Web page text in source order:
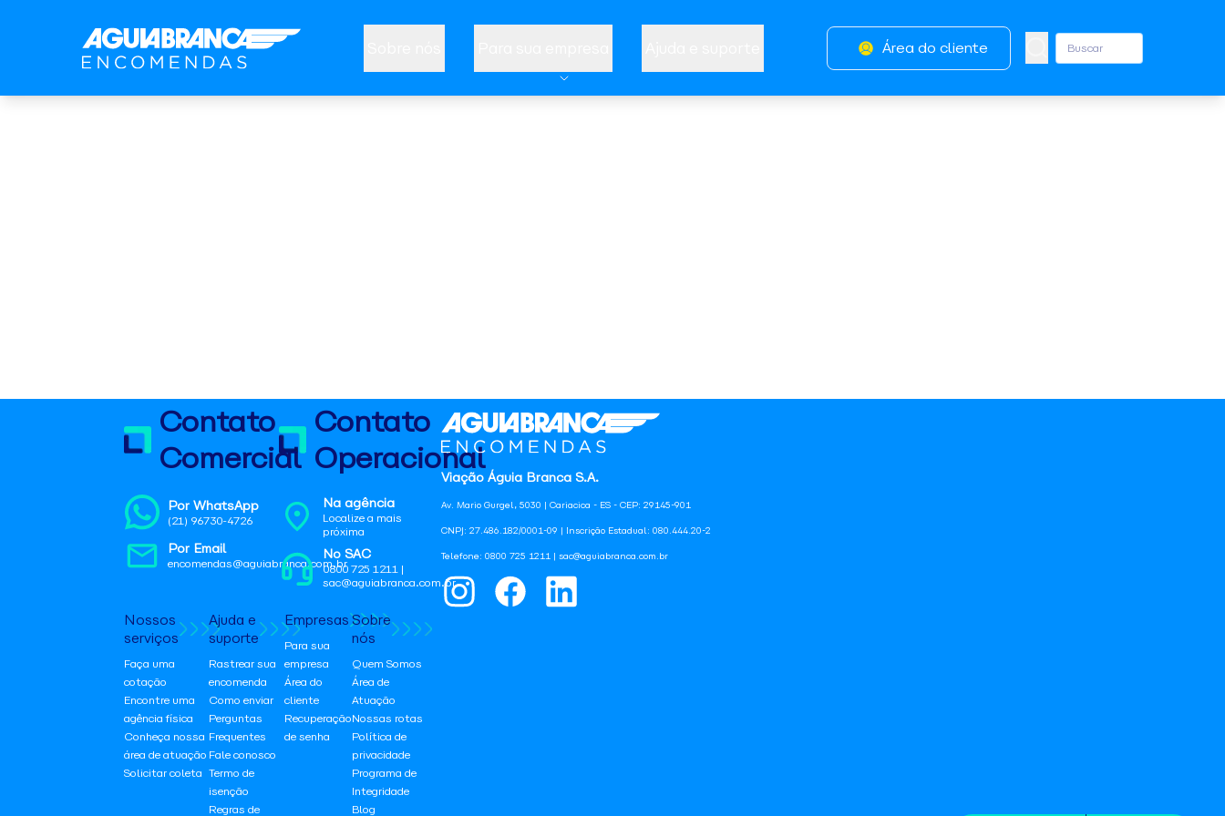
Área do cliente
Viação Águia Branca S.A.
Av. Mario Gurgel, 5030 | Cariacica - ES - CEP: 29145-901
CNPJ: 27.486.182/0001-09 | Inscrição Estadual: 080.444.20-2
Telefone: 0800 725 1211 | sac@aguiabranca.com.br
Contato
Comercial
Por WhatsApp
(21) 96730-4726
Por Email
encomendas@aguiabranca.com.br
Contato
Operacional
Na agência
Localize a mais
próxima
No SAC
0800 725 1211 |
sac@aguiabranca.com.br
Nossos
serviços
Faça uma
cotação
Encontre uma
agência física
Conheça nossa
área de atuação
Solicitar coleta
Ajuda e
suporte
Rastrear sua
encomenda
Como enviar
Perguntas
Frequentes
Fale conosco
Termo de
isenção
Regras de
Empresas
Para sua
empresa
Área do
cliente
Recuperação
de senha
Sobre
nós
Quem Somos
Área de
Atuação
Nossas rotas
Política de
privacidade
Programa de
Integridade
Blog